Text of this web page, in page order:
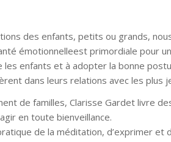
des enfants, petits ou grands,
émotionnelleest primordiale pour
enfants et à adopter la bonne
dans leurs relations avec les plus
de familles, Clarisse Gardet livre
en toute bienveillance.
de la méditation, d’exprimer et